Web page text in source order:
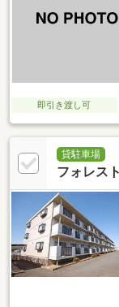
即引き渡し可
貸駐車場
フォレス